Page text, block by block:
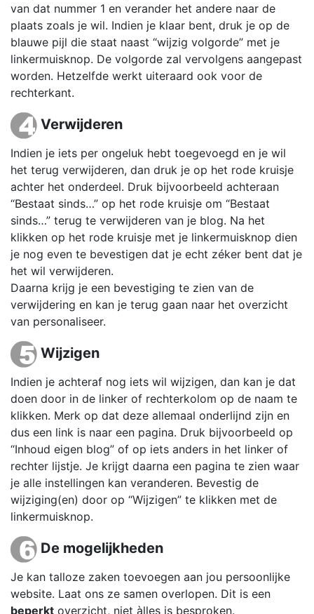
van dat nummer 1 en verander het andere naar de
plaats zoals je wil. Indien je klaar bent, druk je op de
blauwe pijl die staat naast “wijzig volgorde” met je
linkermuisknop. De volgorde zal vervolgens aangepast
worden. Hetzelfde werkt uiteraard ook voor de
rechterkant.
Verwijderen
Indien je iets per ongeluk hebt toegevoegd en je wil
het terug verwijderen, dan druk je op het rode kruisje
achter het onderdeel. Druk bijvoorbeeld achteraan
“Bestaat sinds…” op het rode kruisje om “Bestaat
sinds…” terug te verwijderen van je blog. Na het
klikken op het rode kruisje met je linkermuisknop dien
je nog even te bevestigen dat je echt zéker bent dat je
het wil verwijderen.
Daarna krijg je een bevestiging te zien van de
verwijdering en kan je terug gaan naar het overzicht
van personaliseer.
Wijzigen
Indien je achteraf nog iets wil wijzigen, dan kan je dat
doen door in de linker of rechterkolom op de naam te
klikken. Merk op dat deze allemaal onderlijnd zijn en
dus een link is naar een pagina. Druk bijvoorbeeld op
“Inhoud eigen blog” of op iets anders in het linker of
rechter lijstje. Je krijgt daarna een pagina te zien waar
je alle instellingen kan veranderen. Bevestig de
wijziging(en) door op “Wijzigen” te klikken met de
linkermuisknop.
De mogelijkheden
Je kan talloze zaken toevoegen aan jou persoonlijke
website. Laat ons ze samen overlopen. Dit is een
beperkt overzicht, niet àlles is besproken.